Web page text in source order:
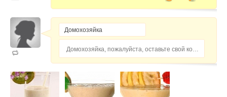
Домохозяйка, пожалуйста, оставьте свой комментарий...